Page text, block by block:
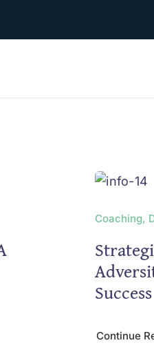
Coaching,
Success
Continue